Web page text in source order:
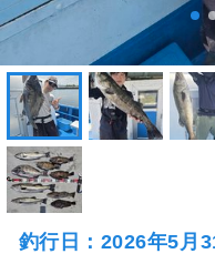
釣行日：2026年5月